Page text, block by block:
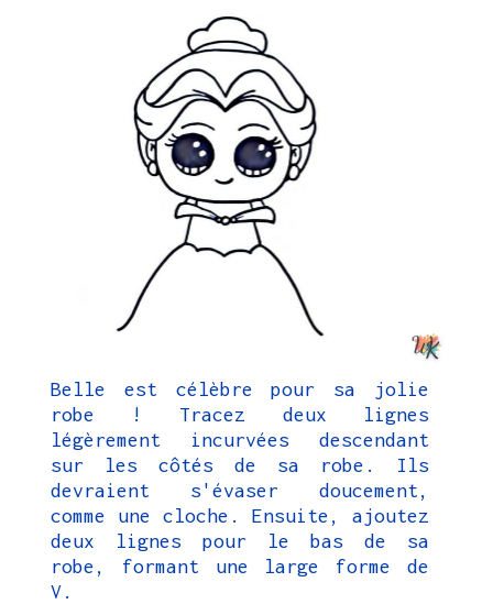
Belle est célèbre pour sa jolie
robe ! Tracez deux lignes
légèrement incurvées descendant
sur les côtés de sa robe. Ils
devraient s'évaser doucement,
comme une cloche. Ensuite, ajoutez
deux lignes pour le bas de sa
robe, formant une large forme de
V.